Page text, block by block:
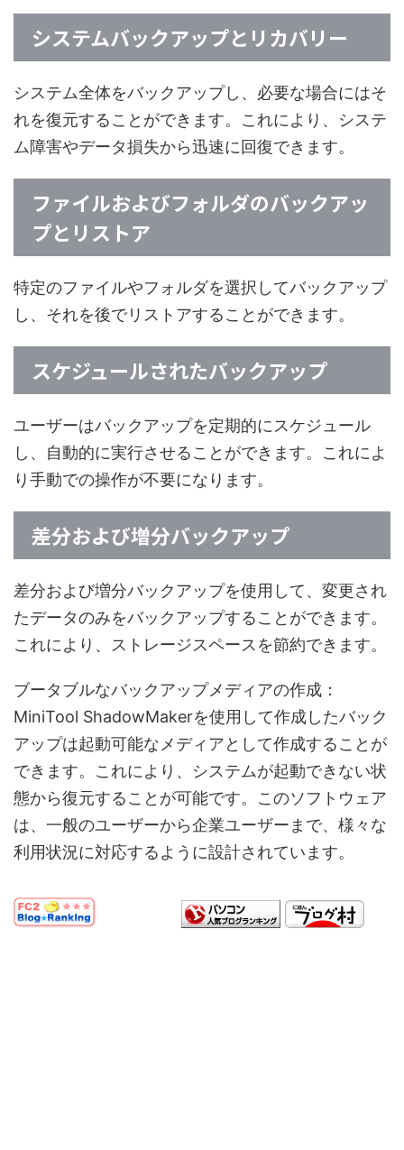
システムバックアップとリカバリー
システム全体をバックアップし、必要な場合にはそ
れを復元することができます。これにより、システ
ム障害やデータ損失から迅速に回復できます。
ファイルおよびフォルダのバックアッ
プとリストア
特定のファイルやフォルダを選択してバックアップ
し、それを後でリストアすることができます。
スケジュールされたバックアップ
ユーザーはバックアップを定期的にスケジュール
し、自動的に実行させることができます。これによ
り手動での操作が不要になります。
差分および増分バックアップ
差分および増分バックアップを使用して、変更され
たデータのみをバックアップすることができます。
これにより、ストレージスペースを節約できます。
ブータブルなバックアップメディアの作成：
MiniTool ShadowMakerを使用して作成したバック
アップは起動可能なメディアとして作成することが
できます。これにより、システムが起動できない状
態から復元することが可能です。このソフトウェア
は、一般のユーザーから企業ユーザーまで、様々な
利用状況に対応するように設計されています。